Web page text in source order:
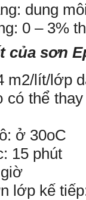
dung
0 – 3%
của sơn
m2/lít/lớp
có thể
ở 30oC
15 phút
lớp kế